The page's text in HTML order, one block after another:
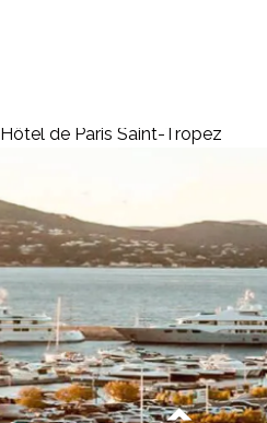
Hôtel de Paris Saint-Tropez